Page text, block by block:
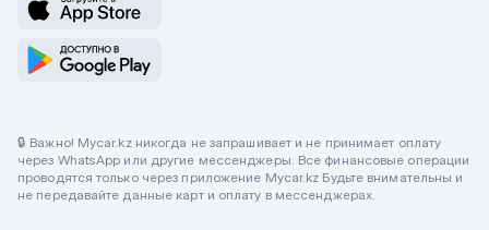
🔒 Важно! Mycar.kz никогда не запрашивает и не принимает оплату
через WhatsApp или другие мессенджеры. Все финансовые операции
проводятся только через приложение Mycar.kz Будьте внимательны и
не передавайте данные карт и оплату в мессенджерах.